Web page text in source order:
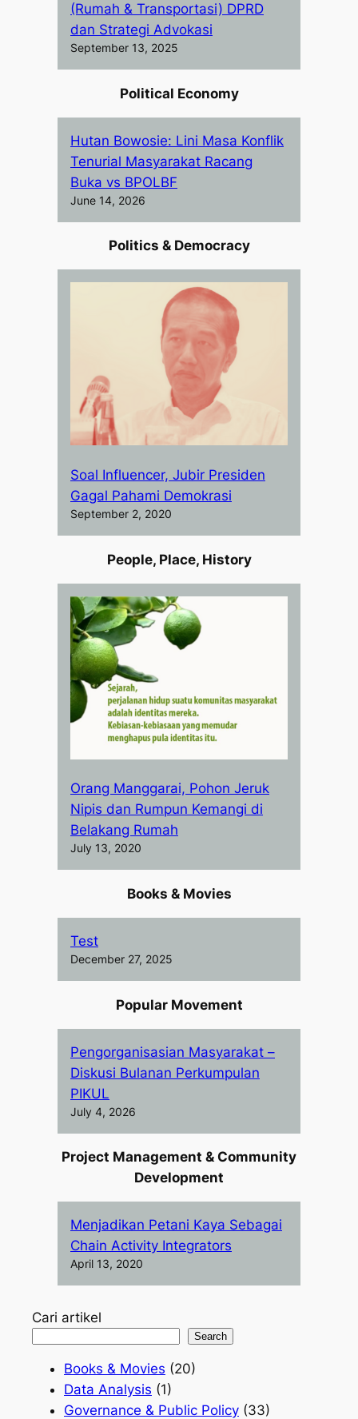
(Rumah & Transportasi) DPRD
dan Strategi Advokasi
September 13, 2025
Political Economy
Hutan Bowosie: Lini Masa Konflik
Tenurial Masyarakat Racang
Buka vs BPOLBF
June 14, 2026
Politics & Democracy
Soal Influencer, Jubir Presiden
Gagal Pahami Demokrasi
September 2, 2020
People, Place, History
Orang Manggarai, Pohon Jeruk
Nipis dan Rumpun Kemangi di
Belakang Rumah
July 13, 2020
Books & Movies
Test
December 27, 2025
Popular Movement
Pengorganisasian Masyarakat –
Diskusi Bulanan Perkumpulan
PIKUL
July 4, 2026
Project Management & Community
Development
Menjadikan Petani Kaya Sebagai
Chain Activity Integrators
April 13, 2020
Cari artikel
Search
Books & Movies (20)
Data Analysis (1)
Governance & Public Policy (33)